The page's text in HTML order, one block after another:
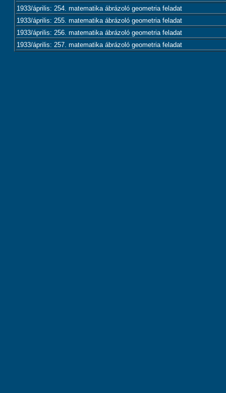
1933/április: 254. matematika ábrázoló geometria feladat
1933/április: 255. matematika ábrázoló geometria feladat
1933/április: 256. matematika ábrázoló geometria feladat
1933/április: 257. matematika ábrázoló geometria feladat